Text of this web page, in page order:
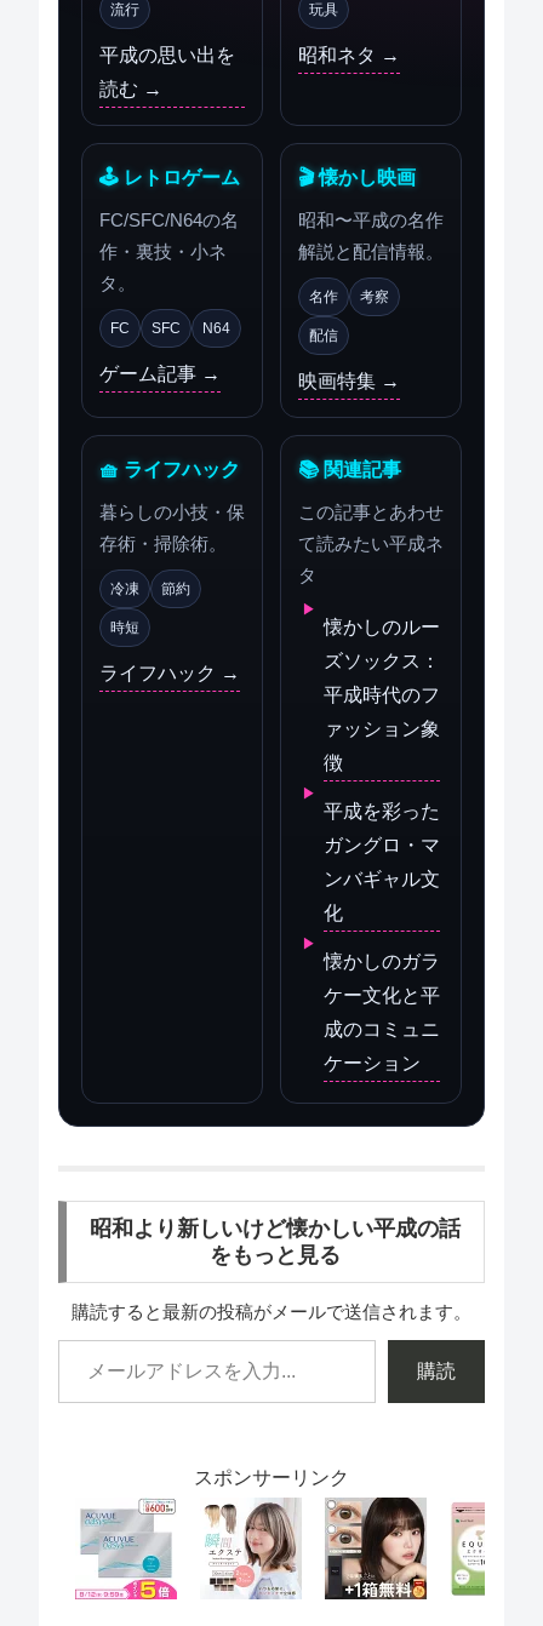
流行
平成の思い出を
読む →
玩具
昭和ネタ →
🕹 レトロゲーム
FC/SFC/N64の名
作・裏技・小ネ
タ。
FC SFC N64
ゲーム記事 →
🎬 懐かし映画
昭和〜平成の名作
解説と配信情報。
名作 考察
配信
映画特集 →
🧺 ライフハック
暮らしの小技・保
存術・掃除術。
冷凍 節約
時短
ライフハック →
📚 関連記事
この記事とあわせ
て読みたい平成ネ
タ
懐かしのルー
ズソックス：
平成時代のフ
ァッション象
徴
平成を彩った
ガングロ・マ
ンバギャル文
化
懐かしのガラ
ケー文化と平
成のコミュニ
ケーション
昭和より新しいけど懐かしい平成の話
をもっと見る
購読すると最新の投稿がメールで送信されます。
購読
スポンサーリンク